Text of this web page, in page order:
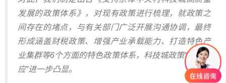
发展的政策体系》，对现有政策进行梳理，就政策之
间存在的堵点，与有关部门广泛开展沟通协调，最终
形成涵盖财税政策、增强产业承载能力、打造特色产
业集群等6个方面的特色政策体系，科技城政策“高地效
应”进一步凸显。